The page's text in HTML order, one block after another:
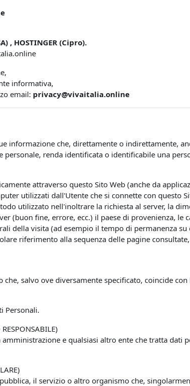
, HOSTINGER (Cipro).
informativa,
email: privacy@vivaitalia.online
informazione che, direttamente o indirettamente,
renda identificata o identificabile una
attraverso questo Sito Web (anche da
utilizzati dall'Utente che si connette con questo
utilizzato nell'inoltrare la richiesta al server, la
(buon fine, errore, ecc.) il paese di provenienza,
della visita (ad esempio il tempo di permanenza
riferimento alla sequenza delle pagine
che, salvo ove diversamente specificato, coincide
Personali.
e qualsiasi altro ente che tratta dati
il servizio o altro organismo che,